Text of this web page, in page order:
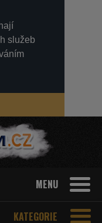
služeb
MENU
KATEGORIE